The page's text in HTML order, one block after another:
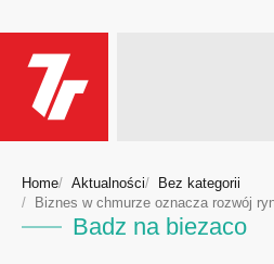
Home Aktualności
Bez kategorii
Biznes w chmurze oznacza rozwój
Badz na biezaco